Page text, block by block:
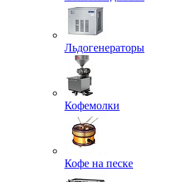
Льдогенераторы
Кофемолки
Кофе на песке